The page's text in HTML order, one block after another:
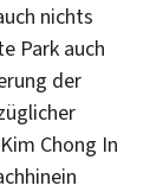
nichts
Park auch
der
Chong In